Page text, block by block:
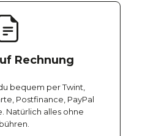
Rechnung
bequem per Twint,
Postfinance, PayPal
Natürlich alles ohne